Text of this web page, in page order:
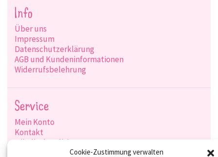
Cookie-Zustimmung verwalten
Info
Über uns
Impressum
Datenschutzerklärung
AGB und Kundeninformationen
Widerrufsbelehrung
Service
Mein Konto
Kontakt
Händlerkonditionen